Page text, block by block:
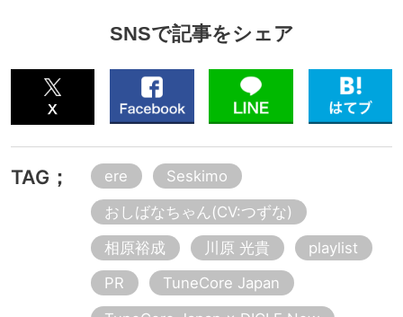
SNSで記事をシェア
TAG； ere
Seskimo
おしばなちゃん(CV:つずな)
相原裕成
川原 光貴
playlist
PR
TuneCore Japan